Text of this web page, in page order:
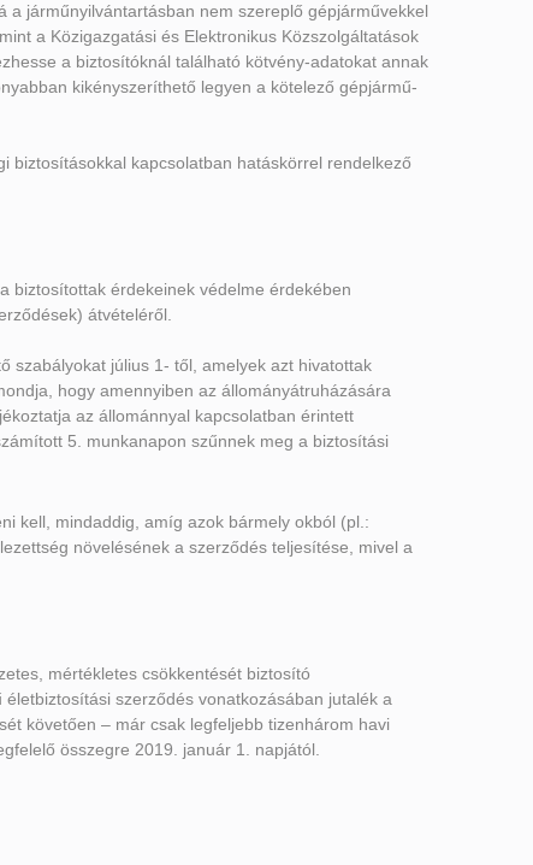
járműnyilvántartásban nem szereplő gépjárművekkel
a Közigazgatási és Elektronikus Közszolgáltatások
a biztosítóknál található kötvény-adatokat annak
kikényszeríthető legyen a kötelező gépjármű-
biztosításokkal kapcsolatban hatáskörrel rendelkező
biztosítottak érdekeinek védelme érdekében
átvételéről.
szabályokat július 1- től, amelyek azt hivatottak
hogy amennyiben az állományátruházására
az állománnyal kapcsolatban érintett
5. munkanapon szűnnek meg a biztosítási
kell, mindaddig, amíg azok bármely okból (pl.:
növelésének a szerződés teljesítése, mivel a
mértékletes csökkentését biztosító
szerződés vonatkozásában jutalék a
követően – már csak legfeljebb tizenhárom havi
összegre 2019. január 1. napjától.